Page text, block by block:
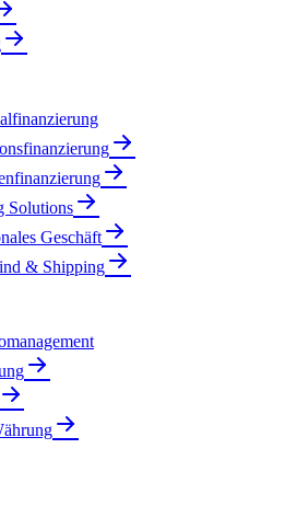
Solutions
Geschäft
& Shipping